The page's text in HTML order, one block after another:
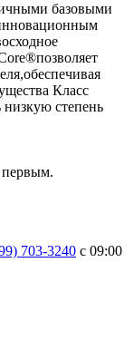
базовыми
Класс
низкую степень
первым.
703-3240 с 09:00